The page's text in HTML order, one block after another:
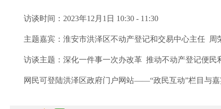
访谈时间：2023年12月1日 10:30 - 11:30
主题嘉宾：淮安市洪泽区不动产登记和交易中心主任 周
访谈主题：深化一件事一次办改革 推动不动产登记便民
网民可登陆洪泽区政府门户网站——“政民互动”栏目与